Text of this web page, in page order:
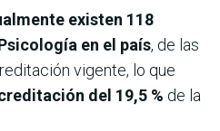
existen 118
en el país, de las
vigente, lo que
del 19,5 % de la